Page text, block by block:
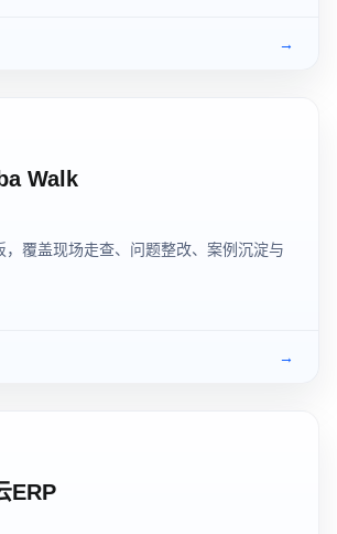
→
Walk
，覆盖现场走查、问题整改、案例沉淀与
→
ERP